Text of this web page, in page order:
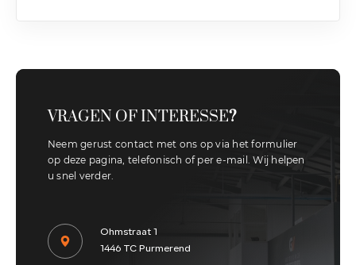
VRAGEN OF INTERESSE?
Neem gerust contact met ons op via het formulier
op deze pagina, telefonisch of per e-mail. Wij helpen
u snel verder.
Ohmstraat 1
1446 TC Purmerend